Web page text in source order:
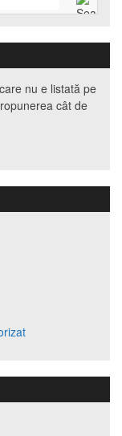
nu e listată pe
cât de